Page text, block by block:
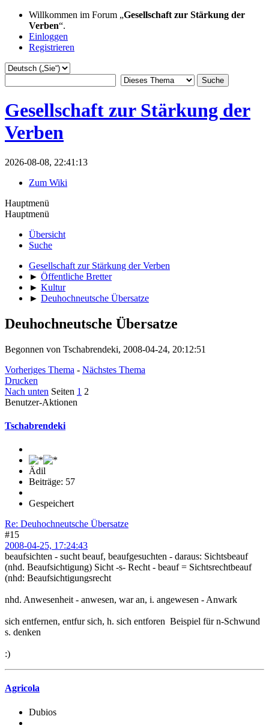
Willkommen im Forum „Gesellschaft zur Stärkung der
Verben“.
Einloggen
Registrieren
Gesellschaft zur Stärkung der
Verben
2026-08-08, 22:41:13
Zum Wiki
Hauptmenü
Hauptmenü
Übersicht
Suche
Gesellschaft zur Stärkung der Verben
► Öffentliche Bretter
► Kultur
► Deuhochneutsche Übersatze
Deuhochneutsche Übersatze
Begonnen von Tschabrendeki, 2008-04-24, 20:12:51
Vorheriges Thema - Nächstes Thema
Drucken
Nach unten Seiten 1 2
Benutzer-Aktionen
Tschabrendeki
Ädil
Beiträge: 57
Gespeichert
Re: Deuhochneutsche Übersatze
#15
2008-04-25, 17:24:43
beaufsichten - sucht beauf, beaufgesuchten - daraus: Sichtsbeauf
(nhd. Beaufsichtigung) Sicht -s- Recht - beauf = Sichtsrechtbeauf
(nhd: Beaufsichtigungsrecht
nhd. Anwesenheit - anwesen, war an, i. angewesen - Anwark
sich entfernen, entfur sich, h. sich entforen Beispiel für n-Schwund
s. denken
:)
Agricola
Dubios